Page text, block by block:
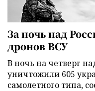
За ночь над
дронов ВСУ
В ночь на четверг
уничтожили 605
самолетного типа,